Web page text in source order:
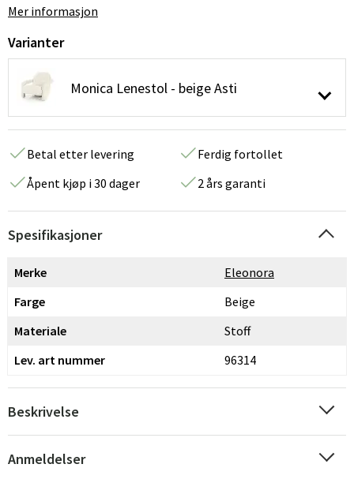
Mer informasjon
Varianter
Monica Lenestol - beige Asti
Betal etter levering
Ferdig fortollet
Åpent kjøp i 30 dager
2 års garanti
Spesifikasjoner
Merke
Eleonora
Farge
Beige
Materiale
Stoff
Lev. art nummer
96314
Beskrivelse
Anmeldelser